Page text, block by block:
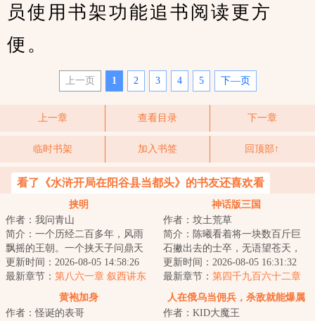
员使用书架功能追书阅读更方
便。
上一页 1 2 3 4 5 下—页
上一章 查看目录 下一章
临时书架 加入书签 回顶部↑
看了《水浒开局在阳谷县当都头》的书友还喜欢看
挟明
作者：我问青山
简介：一个历经二百多年，风雨
飘摇的王朝。一个挟天子问鼎天
下的枭雄。清兵入关，乱我中
华。明末乱局如何...
更新时间：2026-08-05 14:58:26
最新章节： 第八六一章 叙西讲东
神话版三国
作者：坟土荒草
简介：陈曦看着将一块数百斤巨
石撇出去的士卒，无语望苍天，
这真的是东汉末年？吕布单枪匹
马凿穿万人部队...
更新时间：2026-08-05 16:31:32
最新章节： 第四千九百六十二章
来袭
黄袍加身
作者：怪诞的表哥
人在俄乌当佣兵，杀敌就能爆属
性
作者：KID大魔王